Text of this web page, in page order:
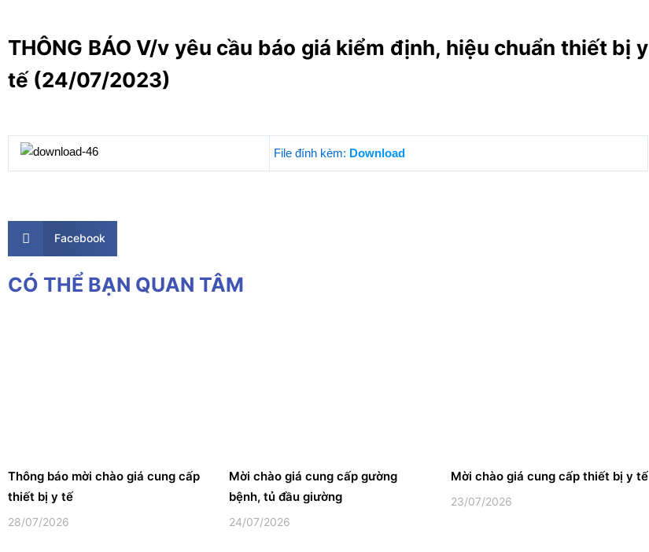
THÔNG BÁO V/v yêu cầu báo giá kiểm định, hiệu chuẩn thiết bị y
tế (24/07/2023)
File đính kèm: Download
Facebook
CÓ THỂ BẠN QUAN TÂM
Thông báo mời chào giá cung cấp
thiết bị y tế
28/07/2026
Mời chào giá cung cấp gường
bệnh, tủ đầu giường
24/07/2026
Mời chào giá cung cấp thiết bị y tế
23/07/2026